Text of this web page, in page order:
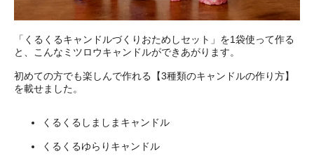
「くるくるキャンドルづくりおためしセット」を1袋使って作る
と、こんなミツロウキャンドルができあがります。
初めての方でも楽しんで作れる【3種類のキャンドルの作り方】
を載せました。
くるくるしましまキャンドル
くるくるゆらりキャンドル